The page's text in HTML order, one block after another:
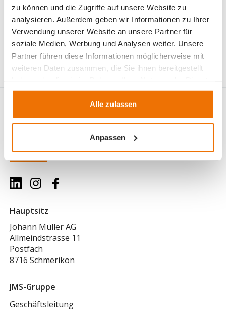
zu können und die Zugriffe auf unsere Website zu
analysieren. Außerdem geben wir Informationen zu Ihrer
Verwendung unserer Website an unsere Partner für
soziale Medien, Werbung und Analysen weiter. Unsere
Partner führen diese Informationen möglicherweise mit
weiteren Daten zusammen, die Sie ihnen bereitgestellt
gesammelt haben.
Alle zulassen
Anpassen
Es freut uns, den Kindern die traditionsreiche
Schifffahrt auf dem Zürichsee sowie die Bedeutung
des wichtigen Rohstoffs Kies nähergebracht zu haben.
Das grosse Interesse zeigte, wie spannend die Welt
der Schiffe auch für die jüngste Generation ist.
Hauptsitz
Johann Müller AG
Allmeindstrasse 11
Postfach
8716 Schmerikon
JMS-Gruppe
Geschäftsleitung